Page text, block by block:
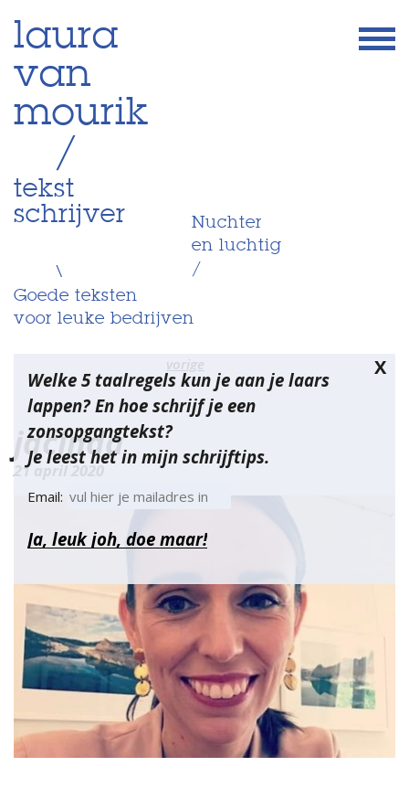
Skip
to
content
laura
van
mourik
/
tekst
schrijver
\
Nuchter
en luchtig
/
Goede teksten
voor leuke bedrijven
X
Welke 5 taalregels kun je aan je laars
lappen? En hoe schrijf je een
zonsopgangtekst?
Je leest het in mijn schrijftips.
Email:
Bericht
navigatie
vorige
jacinda
21 april 2020